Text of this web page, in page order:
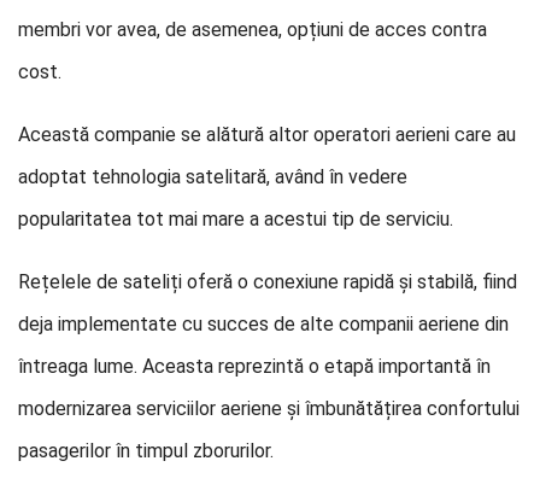
membri vor avea, de asemenea, opțiuni de acces contra
cost.
Această companie se alătură altor operatori aerieni care au
adoptat tehnologia satelitară, având în vedere
popularitatea tot mai mare a acestui tip de serviciu.
Rețelele de sateliți oferă o conexiune rapidă și stabilă, fiind
deja implementate cu succes de alte companii aeriene din
întreaga lume. Aceasta reprezintă o etapă importantă în
modernizarea serviciilor aeriene și îmbunătățirea confortului
pasagerilor în timpul zborurilor.